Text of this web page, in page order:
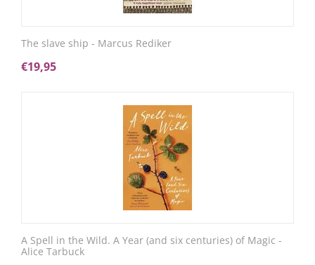
The slave ship - Marcus Rediker
€19,95
A Spell in the Wild. A Year (and six centuries) of Magic -
Alice Tarbuck